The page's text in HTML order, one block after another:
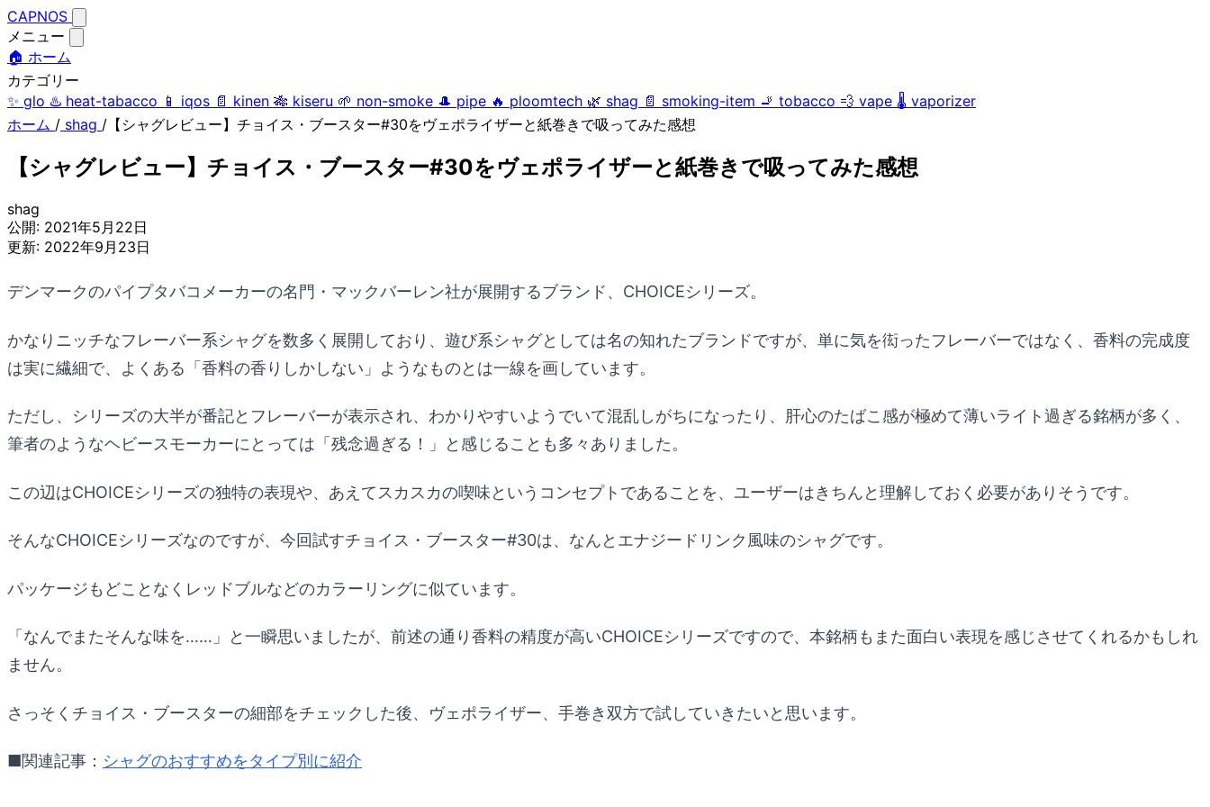
CAPNOS
メニュー
🏠 ホーム
カテゴリー
✨ glo ♨️ heat-tabacco 📱 iqos 📄 kinen 🎋 kiseru 🌱 non-smoke 🎩 pipe 🔥 ploomtech 🌿 shag 📄 smoking-item 🚬 tobacco 💨 vape 🌡️ vaporizer
ホーム / shag / 【シャグレビュー】チョイス・ブースター#30をヴェポライザーと紙巻きで吸ってみた感想
【シャグレビュー】チョイス・ブースター#30をヴェポライザーと紙巻きで吸ってみた感想
shag
公開: 2021年5月22日
更新: 2022年9月23日
デンマークのパイプタバコメーカーの名門・マックバーレン社が展開するブランド、CHOICEシリーズ。
かなりニッチなフレーバー系シャグを数多く展開しており、遊び系シャグとしては名の知れたブランドですが、単に気を衒ったフレーバーではなく、香料の完成度
は実に繊細で、よくある「香料の香りしかしない」ようなものとは一線を画しています。
ただし、シリーズの大半が番記とフレーバーが表示され、わかりやすいようでいて混乱しがちになったり、肝心のたばこ感が極めて薄いライト過ぎる銘柄が多く、
筆者のようなヘビースモーカーにとっては「残念過ぎる！」と感じることも多々ありました。
この辺はCHOICEシリーズの独特の表現や、あえてスカスカの喫味というコンセプトであることを、ユーザーはきちんと理解しておく必要がありそうです。
そんなCHOICEシリーズなのですが、今回試すチョイス・ブースター#30は、なんとエナジードリンク風味のシャグです。
パッケージもどことなくレッドブルなどのカラーリングに似ています。
「なんでまたそんな味を……」と一瞬思いましたが、前述の通り香料の精度が高いCHOICEシリーズですので、本銘柄もまた面白い表現を感じさせてくれるかもしれ
ません。
さっそくチョイス・ブースターの細部をチェックした後、ヴェポライザー、手巻き双方で試していきたいと思います。
■関連記事： シャグのおすすめをタイプ別に紹介